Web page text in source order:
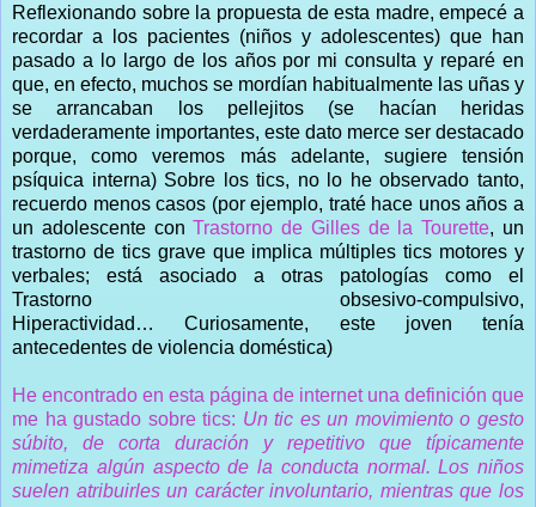
Reflexionando sobre la propuesta de esta madre, empecé a
recordar a los pacientes (niños y adolescentes) que han
pasado a lo largo de los años por mi consulta y reparé en
que, en efecto, muchos se mordían habitualmente las uñas y
se arrancaban los pellejitos (se hacían heridas
verdaderamente importantes, este dato merce ser destacado
porque, como veremos más adelante, sugiere tensión
psíquica interna) Sobre los tics, no lo he observado tanto,
recuerdo menos casos (por ejemplo, traté hace unos años a
un adolescente conTrastorno de Gilles de la Tourette, un
trastorno de tics grave que implica múltiples tics motores y
verbales; está asociado a otras patologías como el
Trastorno obsesivo-compulsivo,
Hiperactividad… Curiosamente, este joven tenía
antecedentes de violencia doméstica)
He encontrado en esta página de internet una definición que
me ha gustado sobre tics: Un tic es un movimiento o gesto
súbito, de corta duración y repetitivo que típicamente
mimetiza algún aspecto de la conducta normal. Los niños
suelen atribuirles un carácter involuntario, mientras que los